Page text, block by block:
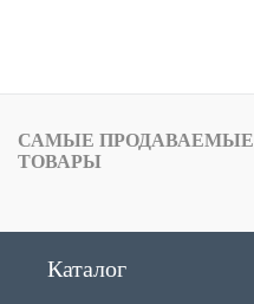
САМЫЕ ПРОДАВАЕМЫЕ
ТОВАРЫ
Каталог